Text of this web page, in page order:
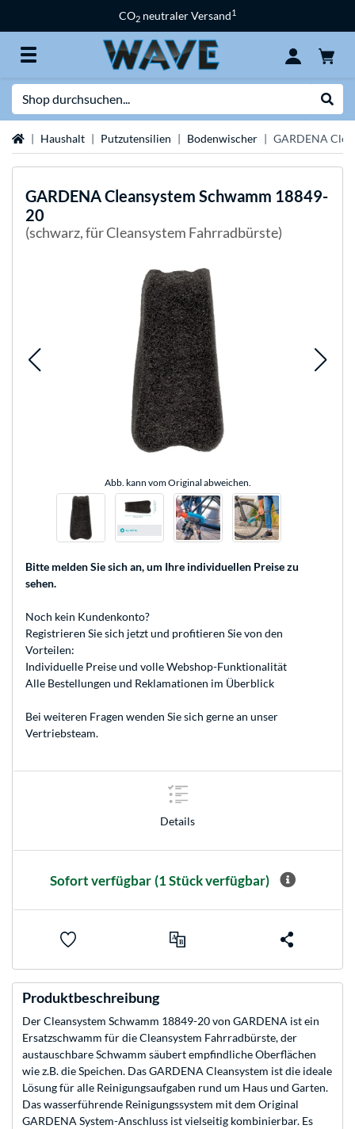
CO2 neutraler Versand1
StartseiteHaushalt Putzutensilien Bodenwischer GARDENA
GARDENACleansystem Schwamm 18849-
20
(schwarz, für Cleansystem Fahrradbürste)
Abb. kann vom Original abweichen.
Bitte melden Sie sich an, um Ihre individuellen Preise zu
sehen.
Noch kein Kundenkonto?
Registrieren Sie sich jetzt und profitieren Sie von den
Vorteilen:
Individuelle Preise und volle Webshop-Funktionalität
Alle Bestellungen und Reklamationen im Überblick
Bei weiteren Fragen wenden Sie sich gerne an unser
Vertriebsteam.
Details
Sofort verfügbar (1 Stück verfügbar)
Produktbeschreibung
Der Cleansystem Schwamm 18849-20 von GARDENA ist ein
Ersatzschwamm für die Cleansystem Fahrradbürste, der
austauschbare Schwamm säubert empfindliche Oberflächen
wie z.B. die Speichen. Das GARDENA Cleansystem ist die ideale
Lösung für alle Reinigungsaufgaben rund um Haus und Garten.
Das wasserführende Reinigungssystem mit dem Original
GARDENA System-Anschluss ist vielseitig kombinierbar. Es